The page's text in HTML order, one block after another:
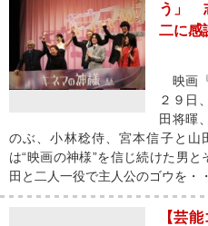
う」
二に感
映画
２９日
田将暉
のぶ、小林稔侍、宮本信子と
は“映画の神様”を信じ続けた男
田と二人一役で主人公のゴウを・
【芸